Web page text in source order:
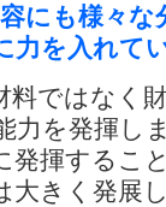
にも様々
力を入れて
料ではなく
力を発揮し
発揮するこ
大きく発展